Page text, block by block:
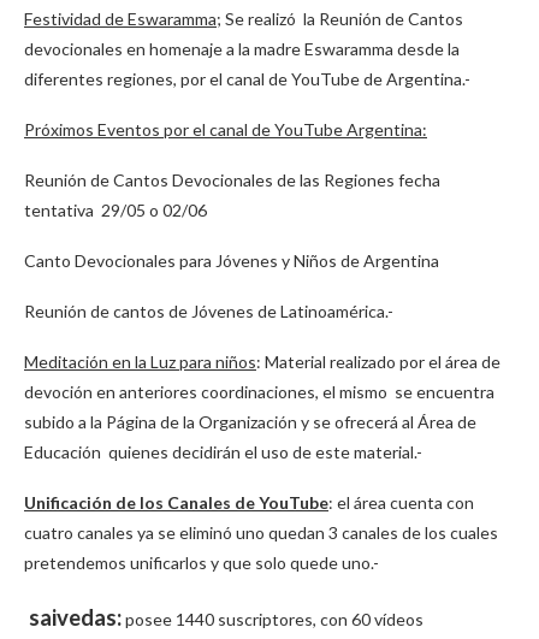
Festividad de Eswaramma; Se realizó la Reunión de Cantos
devocionales en homenaje a la madre Eswaramma desde la
diferentes regiones, por el canal de YouTube de Argentina.-
Próximos Eventos por el canal de YouTube Argentina:
Reunión de Cantos Devocionales de las Regiones fecha
tentativa 29/05 o 02/06
Canto Devocionales para Jóvenes y Niños de Argentina
Reunión de cantos de Jóvenes de Latinoamérica.-
Meditación en la Luz para niños: Material realizado por el área de
devoción en anteriores coordinaciones, el mismo se encuentra
subido a la Página de la Organización y se ofrecerá al Área de
Educación quienes decidirán el uso de este material.-
Unificación de los Canales de YouTube: el área cuenta con
cuatro canales ya se eliminó uno quedan 3 canales de los cuales
pretendemos unificarlos y que solo quede uno.-
saivedas:posee 1440 suscriptores, con 60 vídeos